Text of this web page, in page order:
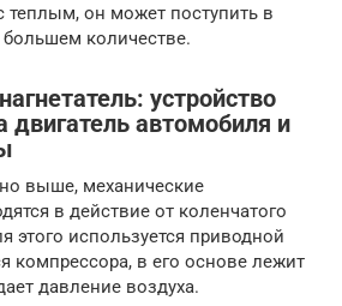
теплым, он может поступить в
количестве.
устройство
двигатель автомобиля и
выше, механические
в действие от коленчатого
этого используется приводной
компрессора, в его основе лежит
давление воздуха.